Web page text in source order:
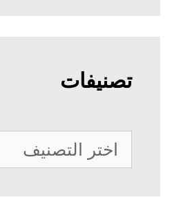
تصنيفات
تصنيفات